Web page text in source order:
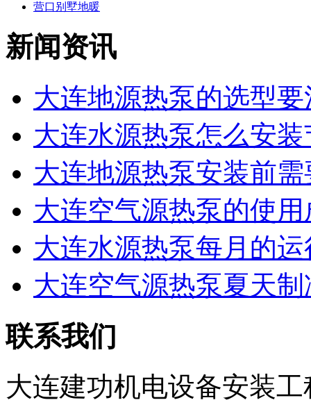
营口别墅地暖
新闻资讯
大连地源热泵的选型
大连水源热泵怎么安
大连地源热泵安装前
大连空气源热泵的使用
大连水源热泵每月的
大连空气源热泵夏天
联系我们
大连建功机电设备安装